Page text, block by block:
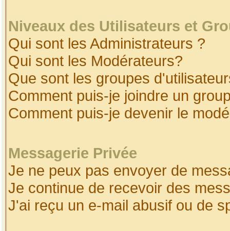
Niveaux des Utilisateurs et
Qui sont les Administrateurs ?
Qui sont les Modérateurs?
Que sont les groupes
Comment puis-je joindre un
Comment puis-je devenir le
Messagerie Privée
Je ne peux pas envoyer de
Je continue de recevoir des
J'ai reçu un e-mail abusif ou de